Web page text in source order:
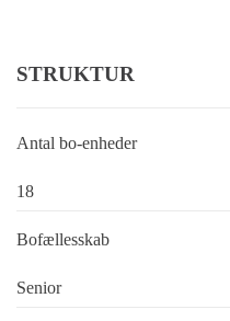
STRUKTUR
Antal bo-enheder
18
Bofællesskab
Senior